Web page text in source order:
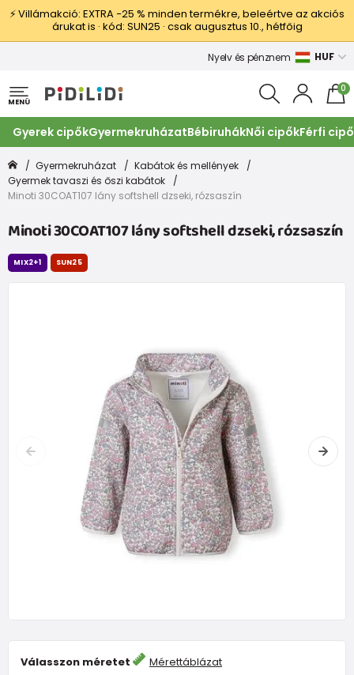
⚡ Villámakció: EXTRA −25 % minden termékre, beleértve az akciós
árukat is · kód: SUN25 · csak augusztus 10., hétfőig
Nyelv és pénznem HUF
MENÜ
0
Gyerek cipőkGyermekruházatBébiruhákNői cipőkFérfi
Gyermekruházat
Kabátok és mellények
Gyermek tavaszi és őszi kabátok
Minoti 30COAT107 lány softshell dzseki, rózsaszín
Minoti 30COAT107 lány softshell dzseki, rózsaszín
Válasszon méretet Mérettáblázat
MIX2+1 SUN25